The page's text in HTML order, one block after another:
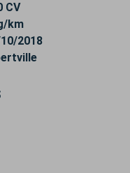
CV
km
2018